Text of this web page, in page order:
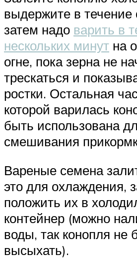
выдержите в течение
затем надо варить в
нескольких минут на
огне, пока зерна не
трескаться и
ростки. Остальная
которой варилась
быть использована
смешивания
Вареные семена
это для охлаждения,
положить их в
контейнер (можно
воды, так конопля не
высыхать).